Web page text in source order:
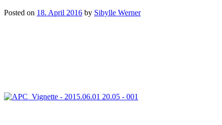
Posted on 18. April 2016 by Sibylle Werner